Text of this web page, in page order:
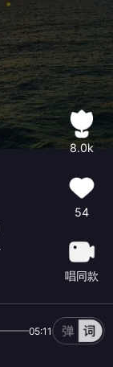
8.0k
54
唱同款
05:11